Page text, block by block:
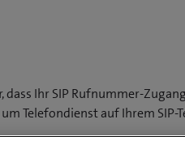
Ihr SIP Rufnummer-
Telefondienst auf Ihrem SIP-